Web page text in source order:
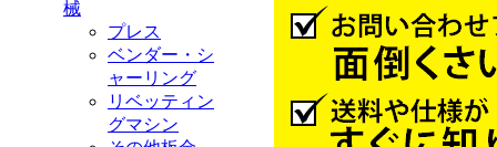
械
プレス
ベンダー・シ
ャーリング
リベッティン
グマシン